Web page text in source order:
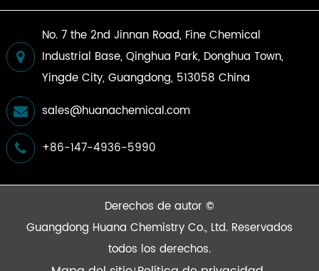
No. 7 the 2nd Jinnan Road, Fine Chemical
Industrial Base, Qinghua Park, Donghua Town,
Yingde City, Guangdong, 513058 China
sales@huanachemical.com
+86-147-4936-5990
Derechos de autor ©
Guangdong Huana Chemistry Co., Ltd. Reservados
todos los derechos.